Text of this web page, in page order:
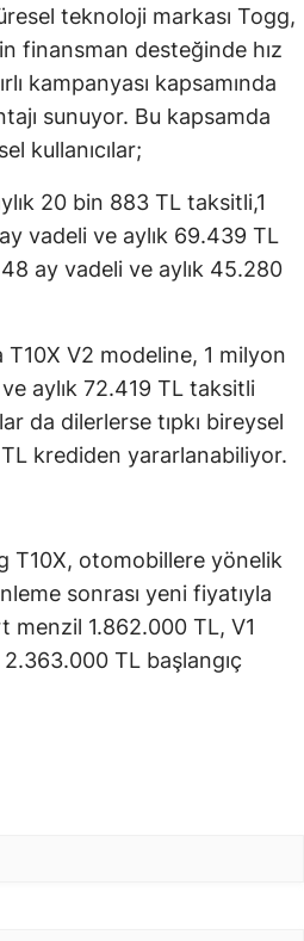
teknoloji markası Togg,
finansman desteğinde hız
kampanyası kapsamında
sunuyor. Bu kapsamda
kullanıcılar;
20 bin 883 TL taksitli,1
vadeli ve aylık 69.439 TL
ay vadeli ve aylık 45.280
T10X V2 modeline, 1 milyon
aylık 72.419 TL taksitli
da dilerlerse tıpkı bireysel
krediden yararlanabiliyor.
T10X, otomobillere yönelik
sonrası yeni fiyatıyla
menzil 1.862.000 TL, V1
TL başlangıç